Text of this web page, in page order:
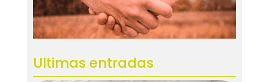
Ultimas entradas